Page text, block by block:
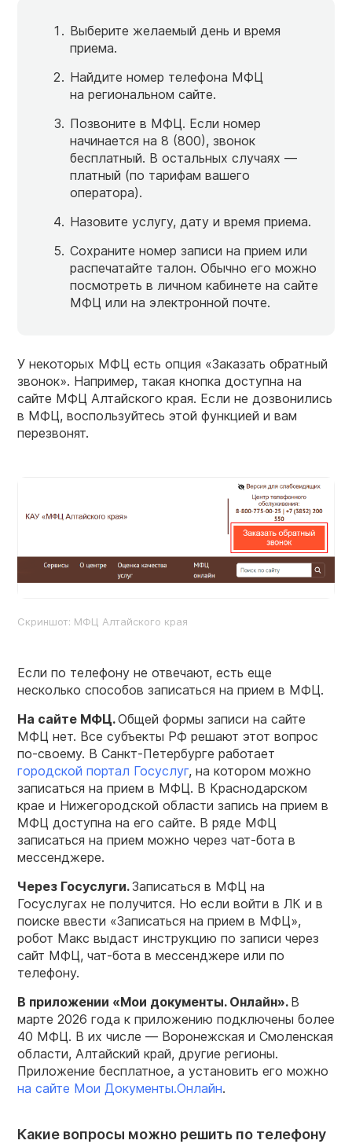
Выберите желаемый день и время
приема.
Найдите номер телефона МФЦ
на региональном сайте.
Позвоните в МФЦ. Если номер
начинается на 8 (800), звонок
бесплатный. В остальных случаях —
платный (по тарифам вашего
оператора).
Назовите услугу, дату и время приема.
Сохраните номер записи на прием или
распечатайте талон. Обычно его можно
посмотреть в личном кабинете на сайте
МФЦ или на электронной почте.
У некоторых МФЦ есть опция «Заказать обратный
звонок». Например, такая кнопка доступна на
сайте МФЦ Алтайского края. Если не дозвонились
в МФЦ, воспользуйтесь этой функцией и вам
перезвонят.
Скриншот: МФЦ Алтайского края
Если по телефону не отвечают, есть еще
несколько способов записаться на прием в МФЦ.
На сайте МФЦ.Общей формы записи на сайте
МФЦ нет. Все субъекты РФ решают этот вопрос
по-своему. В Санкт-Петербурге работает
городской портал Госуслуг, на котором можно
записаться на прием в МФЦ. В Краснодарском
крае и Нижегородской области запись на прием в
МФЦ доступна на его сайте. В ряде МФЦ
записаться на прием можно через чат-бота в
мессенджере.
Через Госуслуги.Записаться в МФЦ на
Госуслугах не получится. Но если войти в ЛК и в
поиске ввести «Записаться на прием в МФЦ»,
робот Макс выдаст инструкцию по записи через
сайт МФЦ, чат-бота в мессенджере или по
телефону.
В приложении «Мои документы. Онлайн». В
марте 2026 года к приложению подключены более
40 МФЦ. В их числе — Воронежская и Смоленская
области, Алтайский край, другие регионы.
Приложение бесплатное, а установить его можно
на сайте Мои Документы.Онлайн.
Какие вопросы можно решить по телефону